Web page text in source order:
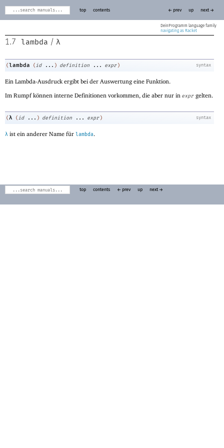
DeinProgramm
navigating as Racket
top contents ← prev up next →
1.7 lambda / λ
syntax
(lambda (id ... ) definition ... expr )
Ein Lambda-Ausdruck ergibt bei der Auswertung eine Funktion.
Im Rumpf können interne Definitionen vorkommen, die aber nur in expr gelten.
syntax
( λ ( id ... ) definition ... expr )
λ ist ein anderer Name für lambda.
top contents ← prev up next →